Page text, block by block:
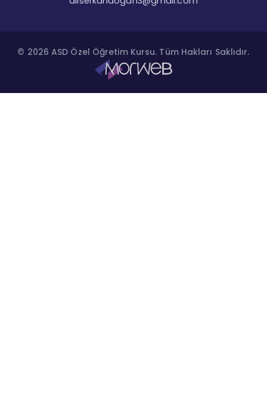
© 2026 ASD Özel Öğretim Kursu. Tüm Hakları Saklıdır.